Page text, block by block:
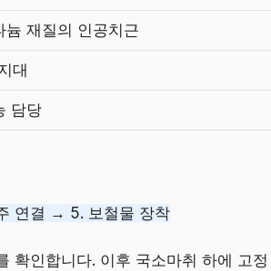
재질의 인공치근
대
담당
연결 → 5. 보철물 장착
확인합니다. 이후 국소마취 하에 고정